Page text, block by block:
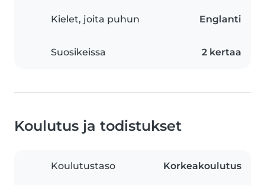
Kielet, joita puhun Englanti
Suosikeissa 2 kertaa
Koulutus ja todistukset
Koulutustaso Korkeakoulutus